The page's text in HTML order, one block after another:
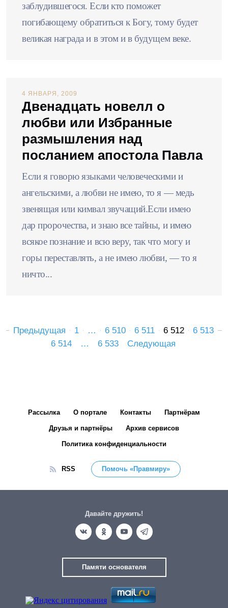
заблудившегося. Если кто поможет
погибающему обратиться к Богу, тому будет
великая награда и в этом и в будущем веке.
4 ЯНВАРЯ, 2009
Двенадцать новелл о
любви или Избранные
размышления над
посланием апостола Павла
Если я говорю языками человеческими и
ангельскими, а любви не имею, то я — медь
звенящая или кимвал звучащий.Если имею
дар пророчества, и знаю все тайны, и имею
всякое познание и всю веру, так что могу и
горы переставлять, а не имею любви, — то я
ничто...
Предыдущая 1 … 6 510 6 511 6 512
6 513
6 514
… 6 533 Следующая
Рассылка О портале Контакты Партнёрам
Друзья и партнёры Архив сервисов
Политика конфиденциальности
RSS Помочь «Правмиру»
Давайте дружить!
Памяти основателя